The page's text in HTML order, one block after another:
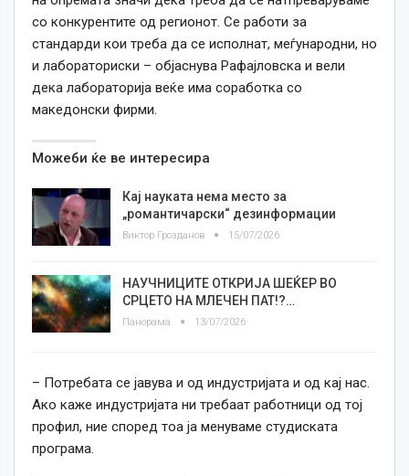
со конкурентите од регионот. Се работи за
стандарди кои треба да се исполнат, меѓународни, но
и лабораториски – објаснува Рафајловска и вели
дека лабораторија веќе има соработка со
македонски фирми.
Можеби ќе ве интересира
Кај науката нема место за
„романтичарски“ дезинформации
Виктор Грозданов 15/07/2026
​НАУЧНИЦИТЕ ОТКРИЈА ШЕЌЕР ВО
СРЦЕТО НА МЛЕЧЕН ПАТ!?…
Панорама 13/07/2026
– Потребата се јавува и од индустријата и од кај нас.
Ако каже индустријата ни требаат работници од тој
профил, ние според тоа ја менуваме студиската
програма.